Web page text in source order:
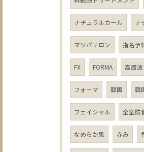
ナチュラルカール ナ
マツパサロン 指名予
FX FORMA 高周波
フォーマ 韓国 韓
フェイシャル 全室防
なめらか肌 赤み